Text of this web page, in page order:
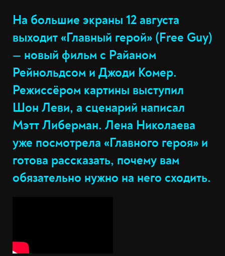
На большие экраны 12 августа
выходит «Главный герой» (Free Guy)
— новый фильм с Райаном
Рейнольдсом и Джоди Комер.
Режиссёром картины выступил
Шон Леви, а сценарий написал
Мэтт Либерман. Лена Николаева
уже посмотрела «Главного героя» и
готова рассказать, почему вам
обязательно нужно на него сходить.